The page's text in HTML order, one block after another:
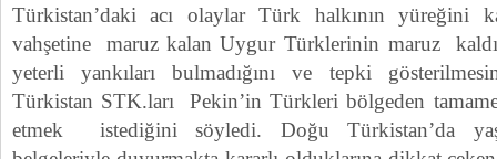
Türkistan’daki acı olaylar Türk halkının yüreğini
vahşetine maruz kalan Uygur Türklerinin maruz
yeterli yankıları bulmadığını ve tepki
Türkistan STK.ları Pekin’in Türkleri bölgeden
etmek istediğini söyledi. Doğu Türkistan’da